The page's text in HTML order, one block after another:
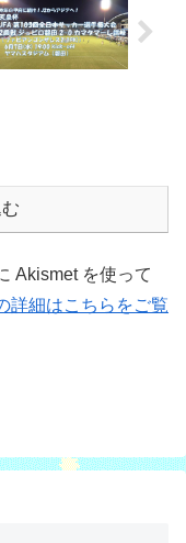
Akismet を使って
詳細はこちらをご覧